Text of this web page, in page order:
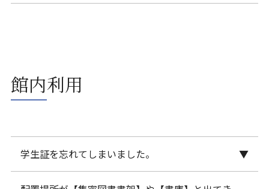
認後、受理され、サービスを受けることができま
ビス申請
ることにより、ほかの利用者の目に触れる機会を設
けています。改めて貸出をご希望の際は、書架から
館内利用
学生証を忘れてしまいました。